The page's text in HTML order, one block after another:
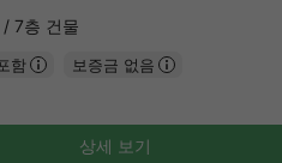
/7층 건물
함 보증금 없음
상세 보기